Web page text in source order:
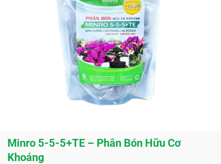
Minro 5-5-5+TE – Phân Bón Hữu Cơ
Khoáng